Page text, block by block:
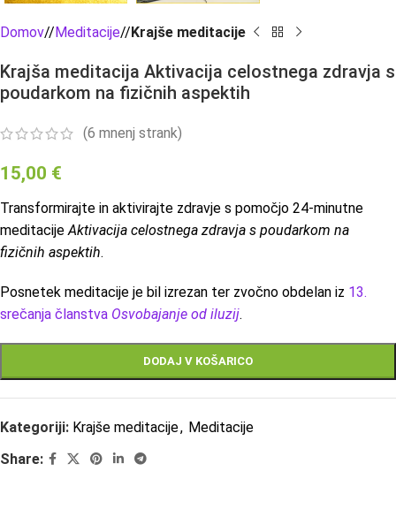
Domov/ Meditacije/ Krajše meditacije
Krajša meditacija Aktivacija celostnega zdravja s
poudarkom na fizičnih aspektih
(6 mnenj strank)
15,00 €
Transformirajte in aktivirajte zdravje s pomočjo 24-minutne
meditacije Aktivacija celostnega zdravja s poudarkom na
fizičnih aspektih.
Posnetek meditacije je bil izrezan ter zvočno obdelan iz 13.
srečanja članstva Osvobajanje od iluzij.
DODAJ V KOŠARICO
Kategoriji: Krajše meditacije, Meditacije
Share: